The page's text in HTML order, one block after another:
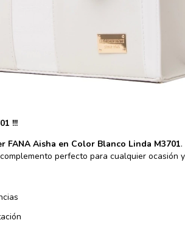
!!!
FANA Aisha en Color Blanco Linda M3701
perfecto para cualquier ocasión